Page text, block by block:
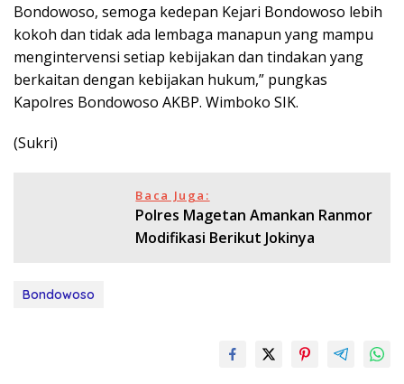
Bondowoso, semoga kedepan Kejari Bondowoso lebih
kokoh dan tidak ada lembaga manapun yang mampu
mengintervensi setiap kebijakan dan tindakan yang
berkaitan dengan kebijakan hukum,” pungkas
Kapolres Bondowoso AKBP. Wimboko SIK.
(Sukri)
Baca Juga:
Polres Magetan Amankan Ranmor
Modifikasi Berikut Jokinya
Bondowoso